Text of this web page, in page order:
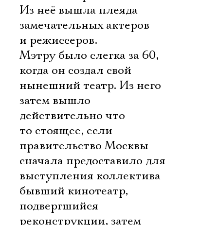
Из неё вышла плеяда
замечательных актеров
и режиссеров.
Мэтру было слегка за 60,
когда он создал свой
нынешний театр. Из него
затем вышло
действительно что 
то стоящее, если
правительство Москвы
сначала предоставило для
выступления коллектива
бывший кинотеатр,
подвергшийся
реконструкции, затем